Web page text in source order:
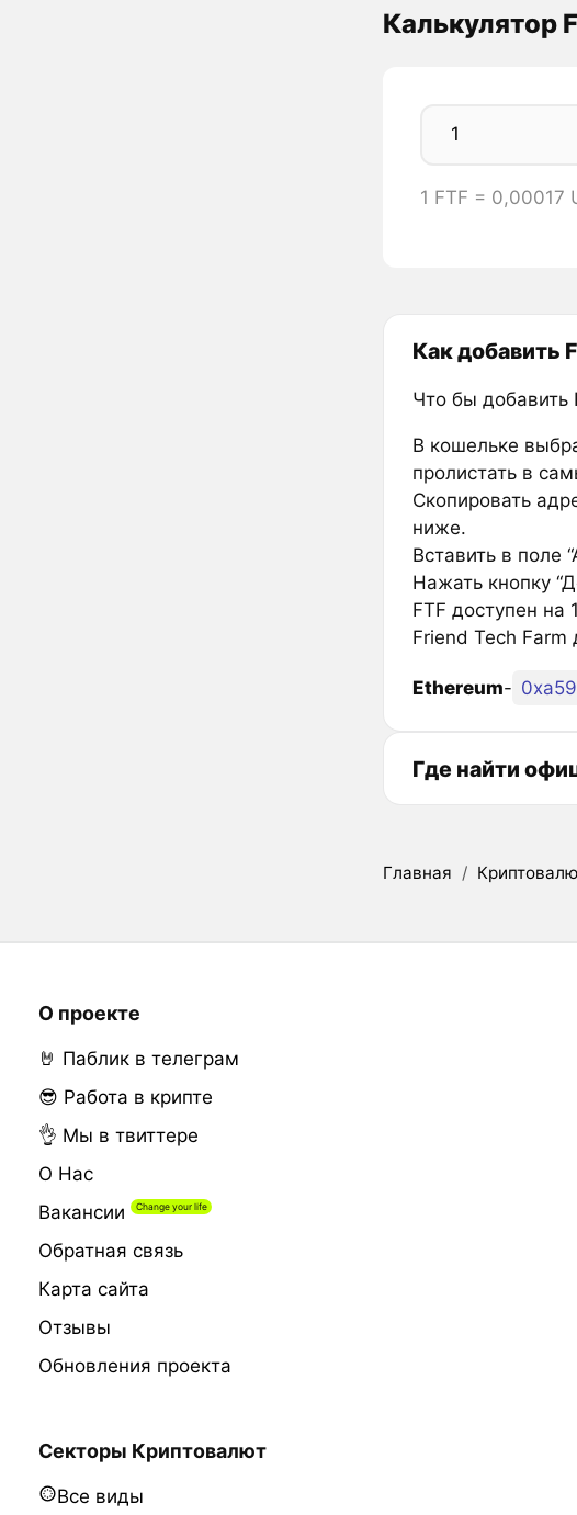
Калькулятор
1 FTF = 0,00017
Как добавить
Что бы добавить
В кошельке
пролистать в
Скопировать
ниже.
Вставить в поле
Нажать кнопку
FTF доступен на
Friend Tech
Ethereum-
Где найти
Главная /
О проекте
🤘 Паблик в телеграм
😎 Работа в крипте
👌 Мы в твиттере
О Нас
Вакансии
Обратная связь
Карта сайта
Отзывы
Обновления проекта
Секторы Криптовалют
Все виды